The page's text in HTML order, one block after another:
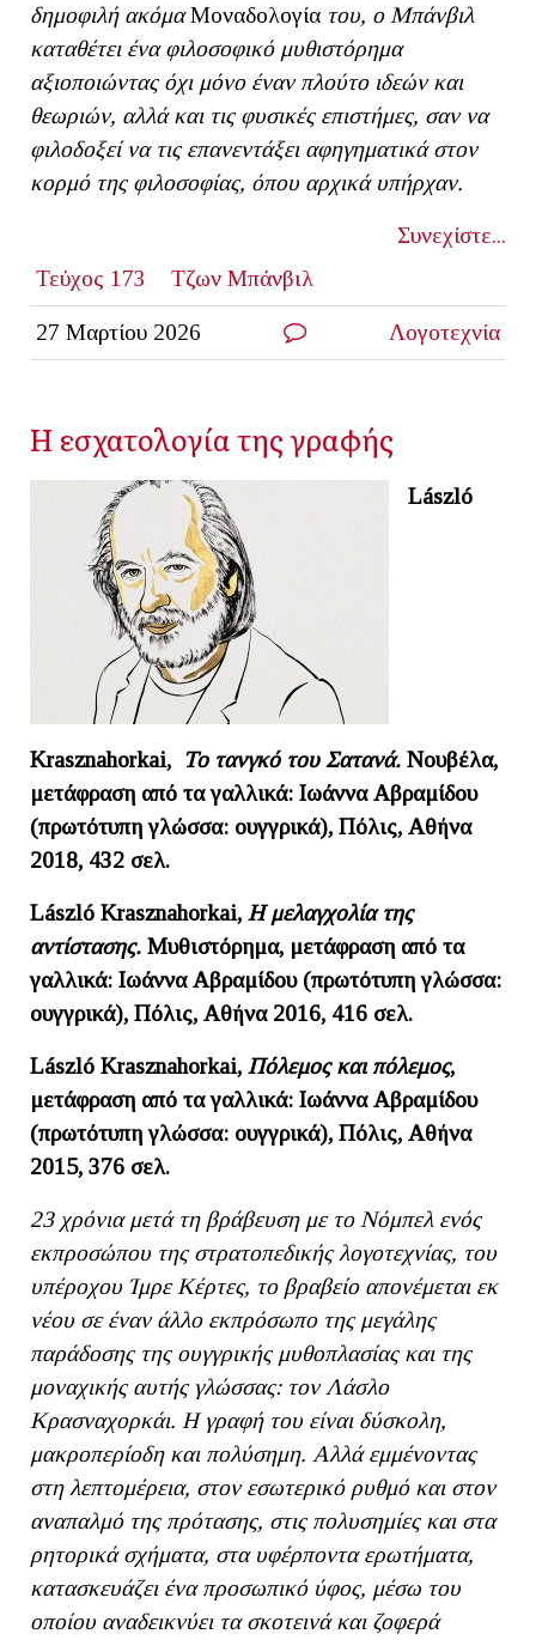
δημοφιλή ακόμαΜοναδολογία του, ο Μπάνβιλ
καταθέτει ένα φιλοσοφικό μυθιστόρημα
αξιοποιώντας όχι μόνο έναν πλούτο ιδεών και
θεωριών, αλλά και τις φυσικές επιστήμες, σαν να
φιλοδοξεί να τις επανεντάξει αφηγηματικά στον
κορμό της φιλοσοφίας, όπου αρχικά υπήρχαν.
Συνεχίστε...
Τεύχος 173
Τζων Μπάνβιλ
27 Μαρτίου 2026 Λογοτεχνία
Η εσχατολογία της γραφής
László
Krasznahorkai, Το τανγκό του Σατανά. Νουβέλα,
μετάφραση από τα γαλλικά: Ιωάννα Αβραμίδου
(πρωτότυπη γλώσσα: ουγγρικά), Πόλις, Αθήνα
2018, 432 σελ.
László Krasznahorkai, Η μελαγχολία της
αντίστασης. Μυθιστόρημα, μετάφραση από τα
γαλλικά: Ιωάννα Αβραμίδου (πρωτότυπη γλώσσα:
ουγγρικά), Πόλις, Αθήνα 2016, 416 σελ.
László Krasznahorkai, Πόλεμος και πόλεμος,
μετάφραση από τα γαλλικά: Ιωάννα Αβραμίδου
(πρωτότυπη γλώσσα: ουγγρικά), Πόλις, Αθήνα
2015, 376 σελ.
23 χρόνια μετά τη βράβευση με το Νόμπελ ενός
εκπροσώπου της στρατοπεδικής λογοτεχνίας, του
υπέροχου Ίμρε Κέρτες, το βραβείο απονέμεται εκ
νέου σε έναν άλλο εκπρόσωπο της μεγάλης
παράδοσης της ουγγρικής μυθοπλασίας και της
μοναχικής αυτής γλώσσας: τον Λάσλο
Κρασναχορκάι. Η γραφή του είναι δύσκολη,
μακροπερίοδη και πολύσημη. Αλλά εμμένοντας
στη λεπτομέρεια, στον εσωτερικό ρυθμό και στον
αναπαλμό της πρότασης, στις πολυσημίες και στα
ρητορικά σχήματα, στα υφέρποντα ερωτήματα,
κατασκευάζει ένα προσωπικό ύφος, μέσω του
οποίου αναδεικνύει τα σκοτεινά και ζοφερά